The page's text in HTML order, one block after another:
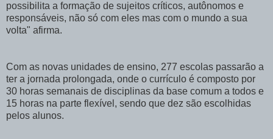
possibilita a formação de sujeitos críticos, autônomos e
responsáveis, não só com eles mas com o mundo a sua
volta" afirma.
Com as novas unidades de ensino, 277 escolas passarão a
ter a jornada prolongada, onde o currículo é composto por
30 horas semanais de disciplinas da base comum a todos e
15 horas na parte flexível, sendo que dez são escolhidas
pelos alunos.